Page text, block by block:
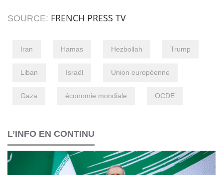
SOURCE: FRENCH PRESS TV
Iran Hamas Hezbollah Trump
Liban Israël Union européenne
Gaza économie mondiale OCDE
L’INFO EN CONTINU